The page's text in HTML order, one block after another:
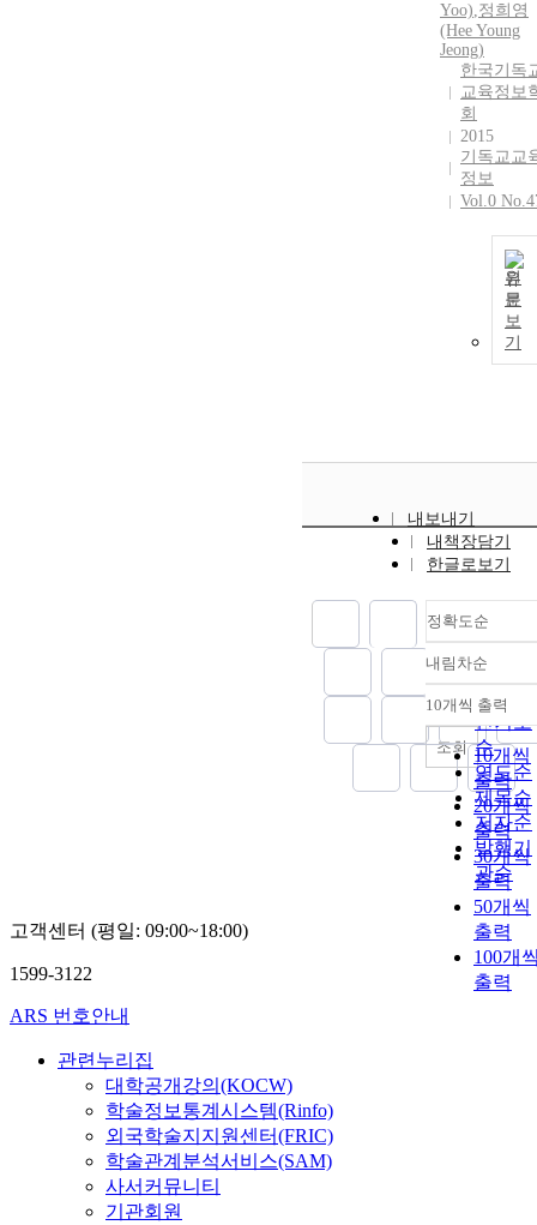
Yoo),정희영
(Hee Young
Jeong)
한국기독
교육정보
회
2015
기독교교
정보
Vol.0
원
문
보
기
내보내기
내책장담기
한글로보기
정확도순
정확도
순
인기도
순
연도순
제목순
저자순
발행기
관순
내림차순
내림차
10개씩 출력
10개씩
출력
20개씩
출력
30개씩
출력
50개씩
출력
100개
출력
조회
고객센터 (평일: 09:00~18:00)
1599-3122
ARS 번호안내
관련누리집
대학공개강의(KOCW)
학술정보통계시스템(Rinfo)
외국학술지지원센터(FRIC)
학술관계분석서비스(SAM)
사서커뮤니티
기관회원